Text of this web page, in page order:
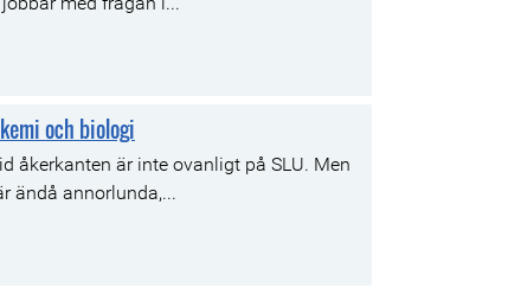
och biologi
åkerkanten är inte ovanligt på SLU. Men
ändå annorlunda,...